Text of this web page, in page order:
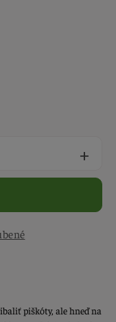
+
piškóty, ale hneď na